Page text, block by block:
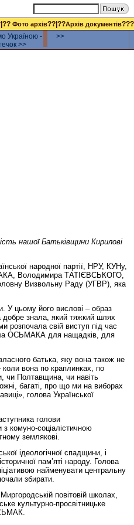
Фото архів??|??Архів документів???
Україною -
>>
>>
нашої Батьківщини Кирилові
народної партії, НРУ, КУНу,
Володимира ТАТІЄВСЬКОГО,
Визвольну Раду (УГВР), яка
У цьому його вислові – образ
добре знала, який тяжкий шлях
розпочала свій виступ під час
ОСЬМАКА для нащадків, для
батька, яку вона також не
коли вона по краплинках, по
чи Полтавщина, чи навіть
багаті, про що ми на виборах
голова Української
голови
комуно-соціалістичною
землякові.
ідеологічної спадщини, і
пам’яті народу. Голова
найменувати центральну
збирати.
повітовій школах,
культурно-просвітницьке